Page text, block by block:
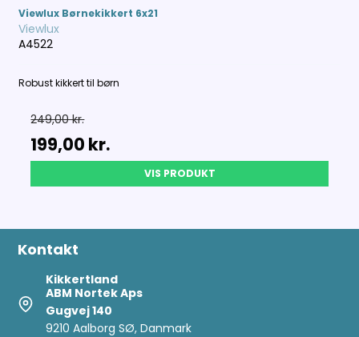
Viewlux Børnekikkert 6x21
Viewlux
A4522
Robust kikkert til børn
249,00 kr.
199,00 kr.
VIS PRODUKT
Kontakt
Kikkertland
ABM Nortek Aps
Gugvej 140
9210 Aalborg SØ, Danmark